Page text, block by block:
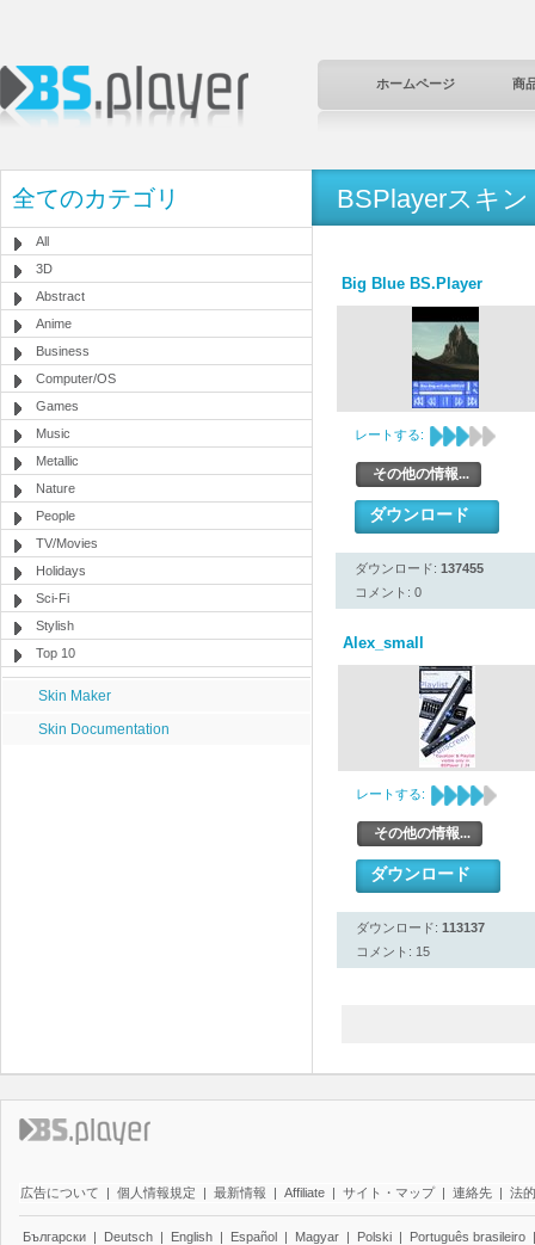
ホームページ 商
全てのカテゴリ
All
3D
Abstract
Anime
Business
Computer/OS
Games
Music
Metallic
Nature
People
TV/Movies
Holidays
Sci-Fi
Stylish
Top 10
Skin Maker
Skin Documentation
BSPlayerスキン
Big Blue BS.Player
レートする:
その他の情報...
ダウンロード
ダウンロード: 137455
コメント: 0
Alex_small
レートする:
その他の情報...
ダウンロード
ダウンロード: 113137
コメント: 15
広告について | 個人情報規定 | 最新情報 | Affiliate | サイト・マップ | 連絡先 | 法
Български | Deutsch | English | Español | Magyar | Polski | Português brasileiro